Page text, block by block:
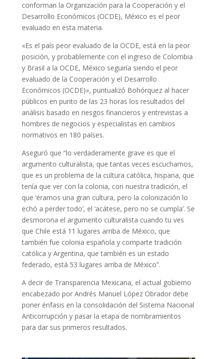
conforman la Organización para la Cooperación y el
Desarrollo Económicos (OCDE), México es el peor
evaluado en esta materia.
«Es el país peor evaluado de la OCDE, está en la peor
posición, y probablemente con el ingreso de Colombia
y Brasil a la OCDE, México seguiría siendo el peor
evaluado de la Cooperación y el Desarrollo
Económicos (OCDE)», puntualizó Bohórquez al hacer
públicos en punto de las 23 horas los resultados del
análisis basado en riesgos financieros y entrevistas a
hombres de negocios y especialistas en cambios
normativos en 180 países.
Aseguró que “lo verdaderamente grave es que el
argumento culturalista, que tantas veces escuchamos,
que es un problema de la cultura católica, hispana, que
tenía que ver con la colonia, con nuestra tradición, el
que ‘éramos una gran cultura, pero la colonización lo
echó a perder todo’, el ‘acátese, pero no se cumpla’. Se
desmorona el argumento culturalista cuando tu ves
que Chile está 11 lugares arriba de México, que
también fue colonia española y comparte tradición
católica y Argentina, que también es un estado
federado, está 53 lugares arriba de México”.
A decir de Transparencia Mexicana, el actual gobierno
encabezado por Andrés Manuel López Obrador debe
poner énfasis en la consolidación del Sistema Nacional
Anticorrupción y pasar la etapa de nombramientos
para dar sus primeros resultados.